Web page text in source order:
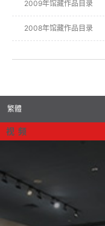
2009年馆藏作品目录
2008年馆藏作品目录
繁體
视 频